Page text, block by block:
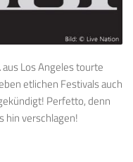
aus Los Angeles tourte
etlichen Festivals auch
Perfetto, denn
hin verschlagen!